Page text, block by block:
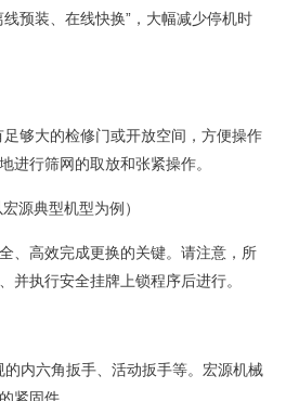
预装、在线快换”，大幅减少停机时
够大的检修门或开放空间，方便操作
进行筛网的取放和张紧操作。
源典型机型为例）
、高效完成更换的关键。请注意，所
并执行安全挂牌上锁程序后进行。
内六角扳手、活动扳手等。宏源机械